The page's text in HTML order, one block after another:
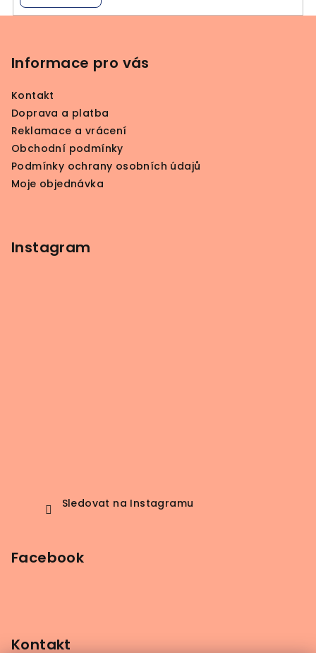
Informace pro vás
Kontakt
Doprava a platba
Reklamace a vrácení
Obchodní podmínky
Podmínky ochrany osobních údajů
Moje objednávka
Instagram
Sledovat na Instagramu
Facebook
Kontakt